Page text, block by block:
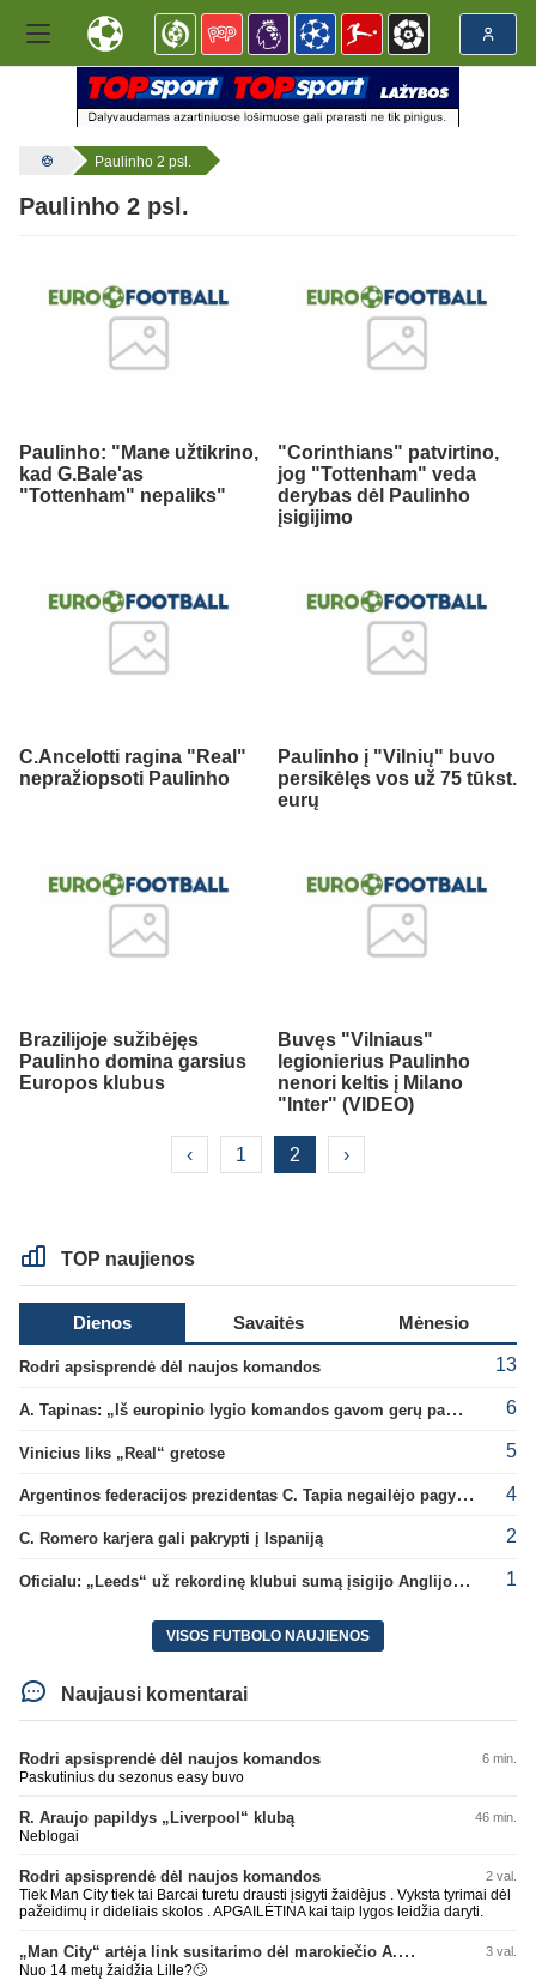
Paulinho 2 psl.
Paulinho 2 psl.
Paulinho: "Mane užtikrino,
kad G.Bale'as
"Tottenham" nepaliks"
"Corinthians" patvirtino,
jog "Tottenham" veda
derybas dėl Paulinho
įsigijimo
C.Ancelotti ragina "Real"
nepražiopsoti Paulinho
Paulinho į "Vilnių" buvo
persikėlęs vos už 75 tūkst.
eurų
Brazilijoje sužibėjęs
Paulinho domina garsius
Europos klubus
Buvęs "Vilniaus"
legionierius Paulinho
nenori keltis į Milano
"Inter" (VIDEO)
‹ 1 2 ›
TOP naujienos
Dienos Savaitės Mėnesio
Rodri apsisprendė dėl naujos komandos 13
A. Tapinas: „Iš europinio lygio komandos gavom gerų pamokų“ 6
Vinicius liks „Real“ gretose 5
Argentinos federacijos prezidentas C. Tapia negailėjo pagyrų G. Infantino 4
C. Romero karjera gali pakrypti į Ispaniją 2
Oficialu: „Leeds“ už rekordinę klubui sumą įsigijo Anglijos rinktinės vartininką 1
VISOS FUTBOLO NAUJIENOS
Naujausi komentarai
Rodri apsisprendė dėl naujos komandos 6 min.
Paskutinius du sezonus easy buvo
R. Araujo papildys „Liverpool“ klubą 46 min.
Neblogai
Rodri apsisprendė dėl naujos komandos 2 val.
Tiek Man City tiek tai Barcai turetu drausti įsigyti žaidèjus . Vyksta tyrimai dėl
pažeidimų ir dideliais skolos . APGAILĖTINA kai taip lygos leidžia daryti.
„Man City“ artėja link susitarimo dėl marokiečio A. Bouaddi persikėlimo 3 val.
Nuo 14 metų žaidžia Lille?🙄